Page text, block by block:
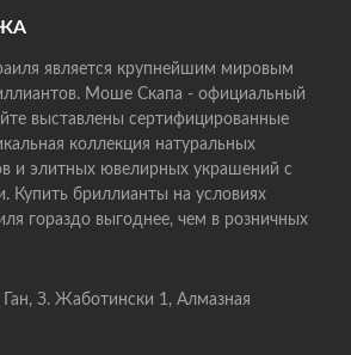
является крупнейшим мировым
Моше Скапа - официальный
выставлены сертифицированные
коллекция натуральных
и элитных ювелирных украшений с
Купить бриллианты на условиях
гораздо выгоднее, чем в розничных
З. Жаботински 1, Алмазная